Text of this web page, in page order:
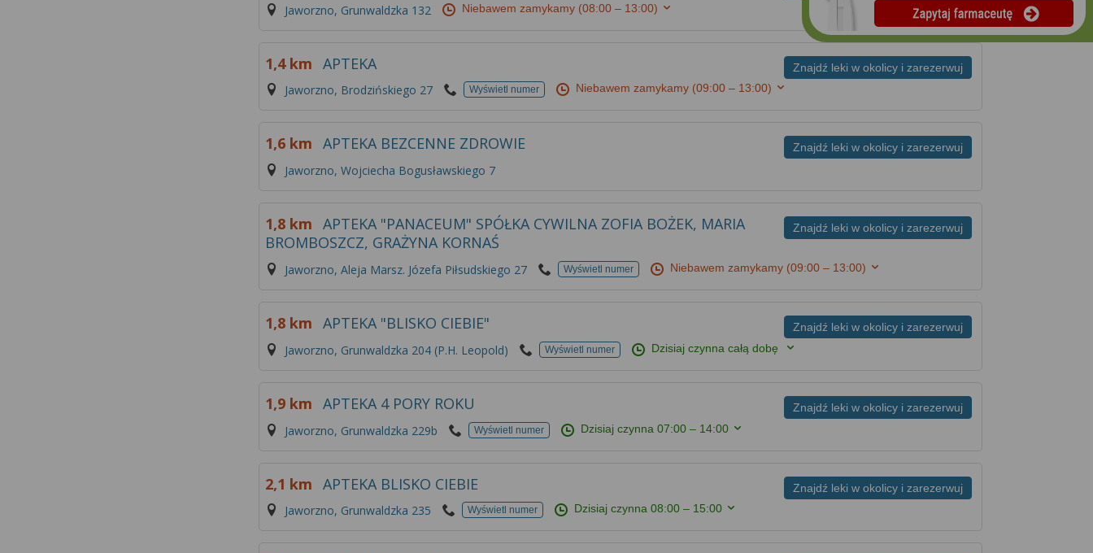
Jaworzno, Grunwaldzka 132 Niebawem zamykamy (08:00 – 13:00)
Znajdź leki w okolicy i zarezerwuj
1,4 km APTEKA
Jaworzno, Brodzińskiego 27 Wyświetl numer Niebawem zamykamy (09:00 – 13:00)
Znajdź leki w okolicy i zarezerwuj
1,6 km APTEKA BEZCENNE ZDROWIE
Jaworzno, Wojciecha Bogusławskiego 7
Znajdź leki w okolicy i zarezerwuj
1,8 km APTEKA "PANACEUM" SPÓŁKA CYWILNA ZOFIA BOŻEK, MARIA
BROMBOSZCZ, GRAŻYNA KORNAŚ
Jaworzno, Aleja Marsz. Józefa Piłsudskiego 27 Wyświetl numer Niebawem zamykamy (09:00 – 13:00)
Znajdź leki w okolicy i zarezerwuj
1,8 km APTEKA "BLISKO CIEBIE"
Jaworzno, Grunwaldzka 204 (P.H. Leopold) Wyświetl numer Dzisiaj czynna całą dobę
Znajdź leki w okolicy i zarezerwuj
1,9 km APTEKA 4 PORY ROKU
Jaworzno, Grunwaldzka 229b Wyświetl numer Dzisiaj czynna07:00 – 14:00
Znajdź leki w okolicy i zarezerwuj
2,1 km APTEKA BLISKO CIEBIE
Jaworzno, Grunwaldzka 235 Wyświetl numer Dzisiaj czynna08:00 – 15:00